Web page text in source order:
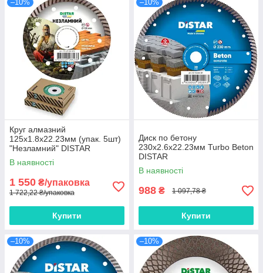
–10%
Круг алмазний
125x1.8x22.23мм (упак. 5шт)
"Незламний" DISTAR
В наявності
1 550 ₴/упаковка
1 722,22 ₴/упаковка
Купити
–10%
Диск по бетону
230x2.6x22.23мм Turbo Beton
DISTAR
В наявності
988 ₴ 1 097,78 ₴
Купити
–10% –10%